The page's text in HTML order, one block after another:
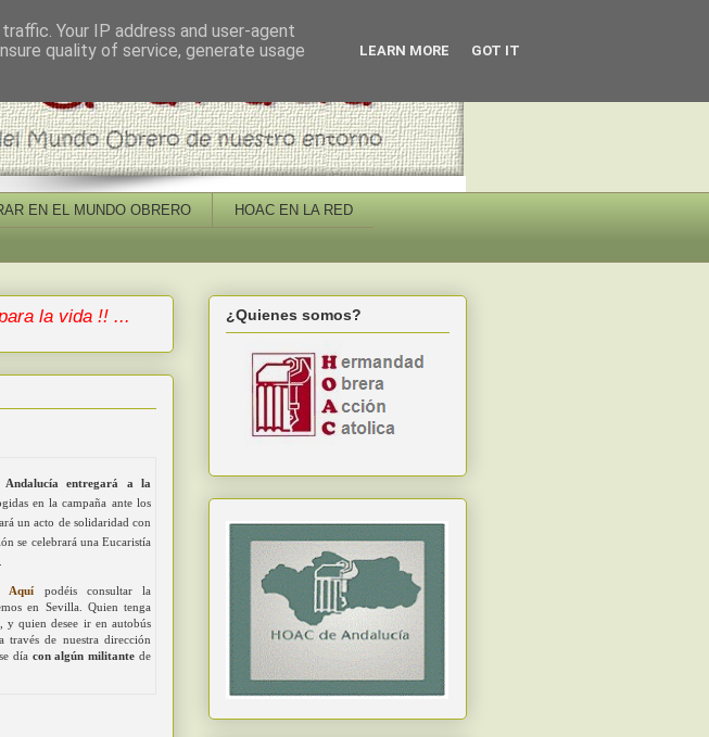
EN EL MUNDO OBRERO HOAC EN LA RED
la vida !! ...
entregará a la
en la campaña ante los
un acto de solidaridad con
se celebrará una Eucaristía
Aquí podéis consultar la
en Sevilla. Quien tenga
, y quien desee ir en autobús
de nuestra dirección
día con algún militante de
¿Quienes somos?
Your IP address and user-agent
quality of service, generate usage
LEARN MORE GOT IT